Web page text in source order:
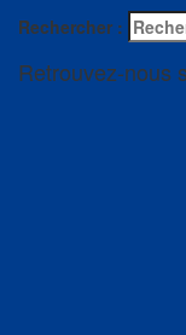
Rechercher :
Retrouvez-nous